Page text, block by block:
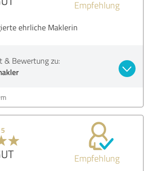
Empfehlung
ehrliche Maklerin
& Bewertung zu:
Empfehlung